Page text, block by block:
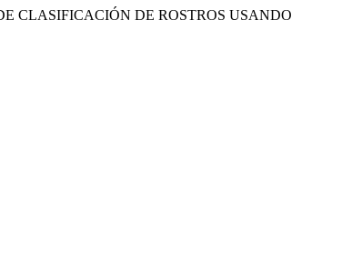
CLASIFICACIÓN DE ROSTROS USANDO